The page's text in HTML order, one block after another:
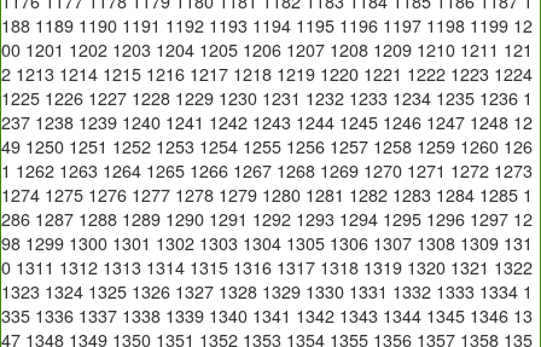
188 1189 1190 1191 1192 1193 1194 1195 1196 1197 1198 1199 12
00 1201 1202 1203 1204 1205 1206 1207 1208 1209 1210 1211 121
2 1213 1214 1215 1216 1217 1218 1219 1220 1221 1222 1223 1224
1225 1226 1227 1228 1229 1230 1231 1232 1233 1234 1235 1236 1
237 1238 1239 1240 1241 1242 1243 1244 1245 1246 1247 1248 12
49 1250 1251 1252 1253 1254 1255 1256 1257 1258 1259 1260 126
1 1262 1263 1264 1265 1266 1267 1268 1269 1270 1271 1272 1273
1274 1275 1276 1277 1278 1279 1280 1281 1282 1283 1284 1285 1
286 1287 1288 1289 1290 1291 1292 1293 1294 1295 1296 1297 12
98 1299 1300 1301 1302 1303 1304 1305 1306 1307 1308 1309 131
0 1311 1312 1313 1314 1315 1316 1317 1318 1319 1320 1321 1322
1323 1324 1325 1326 1327 1328 1329 1330 1331 1332 1333 1334 1
335 1336 1337 1338 1339 1340 1341 1342 1343 1344 1345 1346 13
47 1348 1349 1350 1351 1352 1353 1354 1355 1356 1357 1358 135